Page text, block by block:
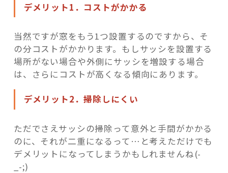
デメリット1．コストがかかる
当然ですが窓をもう1つ設置するのですから、そ
の分コストがかかります。もしサッシを設置する
場所がない場合や外側にサッシを増設する場合
は、さらにコストが高くなる傾向にあります。
デメリット2．掃除しにくい
ただでさえサッシの掃除って意外と手間がかかる
のに、それが二重になるって…と考えただけでも
デメリットになってしまうかもしれませんね(-
_-;)